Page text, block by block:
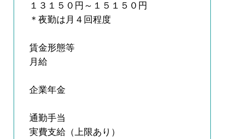
１３１５０円～１５１５０円
＊夜勤は月４回程度
賃金形態等
月給
企業年金
通勤手当
実費支給（上限あり）